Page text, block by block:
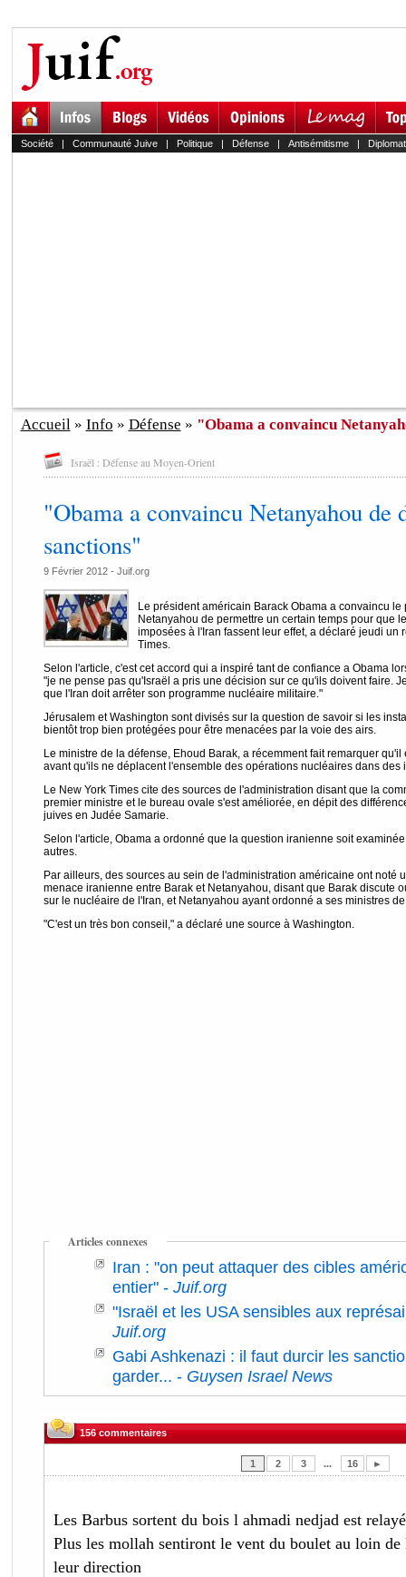
Société| Communauté Juive| Politique| Défense| Antisémitisme|
Accueil» Info » Défense » "Obama a convaincu
Israël : Défense au Moyen-Orient
"Obama a convaincu Netanyahou de
sanctions"
9 Février 2012 - Juif.org
Le président américain Barack Obama a convaincu
Netanyahou de permettre un certain temps pour que
imposées à l'Iran fassent leur effet, a déclaré jeudi un
Times.
Selon l'article, c'est cet accord qui a inspiré tant de confiance a Obama
"je ne pense pas qu'Israël a pris une décision sur ce qu'ils doivent faire.
que l'Iran doit arrêter son programme nucléaire militaire."
Jérusalem et Washington sont divisés sur la question de savoir si les
bientôt trop bien protégées pour être menacées par la voie des airs.
Le ministre de la défense, Ehoud Barak, a récemment fait remarquer
avant qu'ils ne déplacent l'ensemble des opérations nucléaires dans des
Le New York Times cite des sources de l'administration disant que la
premier ministre et le bureau ovale s'est améliorée, en dépit des
juives en Judée Samarie.
Selon l'article, Obama a ordonné que la question iranienne soit
autres.
Par ailleurs, des sources au sein de l'administration américaine ont noté
menace iranienne entre Barak et Netanyahou, disant que Barak discute
sur le nucléaire de l'Iran, et Netanyahou ayant ordonné a ses ministres
"C'est un très bon conseil," a déclaré une source à Washington.
Articles connexes
Iran : "on peut attaquer des cibles
entier"- Juif.org
"Israël et les USA sensibles aux
Juif.org
Gabi Ashkenazi : il faut durcir les
garder... - Guysen Israel News
156 commentaires
1 2 3 ... 16 ►
Les Barbus sortent du bois l ahmadi nedjad est
Plus les mollah sentiront le vent du boulet au loin de
leur direction